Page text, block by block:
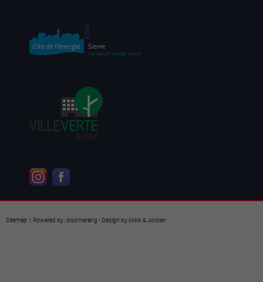
Sitemap | Powered by/boomerang - Design by Molk & Jordan